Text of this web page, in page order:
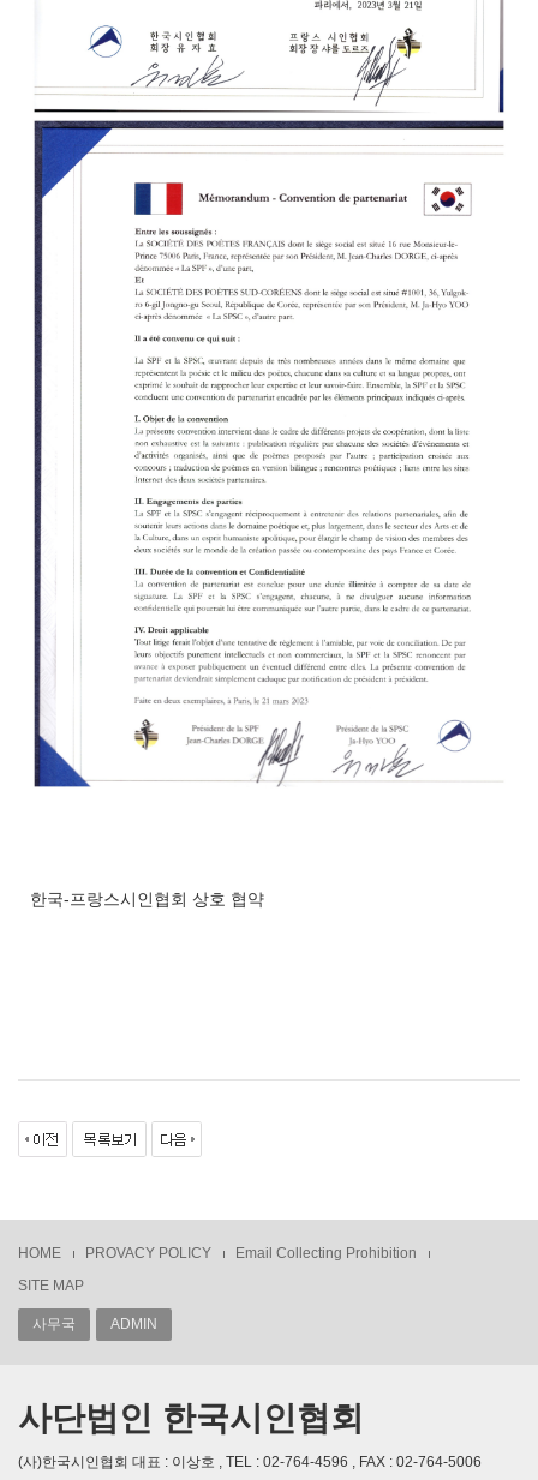
한국-프랑스시인협회 상호 협약
HOME PROVACY POLICY
Email Collecting Prohibition
SITE MAP
사무국 ADMIN
사단법인 한국시인협회
(사)한국시인협회 대표 : 이상호 , TEL : 02-764-4596 , FAX : 02-764-5006